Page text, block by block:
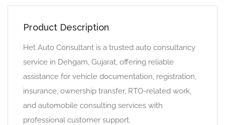
Product Description
Het Auto Consultant is a trusted auto consultancy
service in Dehgam, Gujarat, offering reliable
assistance for vehicle documentation, registration,
insurance, ownership transfer, RTO-related work,
and automobile consulting services with
professional customer support.